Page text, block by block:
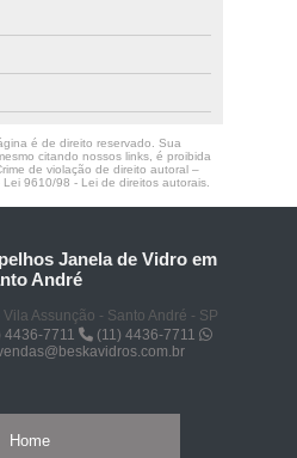
é de direito reservado. Sua
citando nossos links, é proibida
de violação de direito autoral –
Lei 9610/98 - Lei de direitos autorais.
Janela de Vidro em
André
Assunção - Santo André - SP
4436-7711
(11) 4436-7711
Home